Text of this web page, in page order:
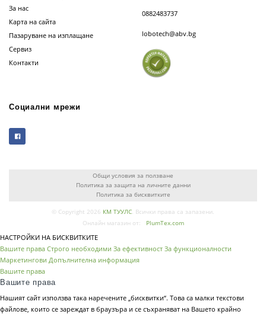
За нас
Карта на сайта
Пазаруване на изплащане
Сервиз
Контакти
0882483737
lobotech@abv.bg
Социални мрежи
Общи условия за ползване
Политика за защита на личните данни
Политика за бисквитките
© Copyright 2026 КМ ТУУЛС. Всички права са запазени.
Онлайн магазин от:
PlumTex.com
НАСТРОЙКИ НА БИСКВИТКИТЕ
Вашите права Строго необходими За ефективност За функционалности
Маркетингови Допълнителна информация
Вашите права
Вашите права
Нашият сайт използва така наречените „бисквитки“. Това са малки текстови
файлове, които се зареждат в браузъра и се съхраняват на Вашето крайно